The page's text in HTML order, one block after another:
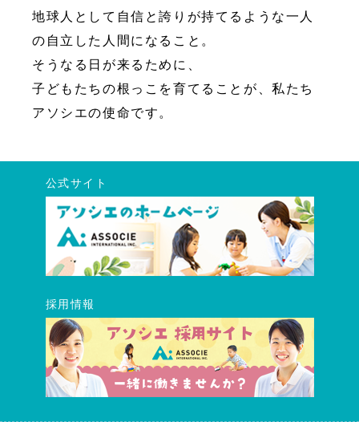
地球人として自信と誇りが持てるような一人
の自立した人間になること。
そうなる日が来るために、
子どもたちの根っこを育てることが、私たち
アソシエの使命です。
公式サイト
採用情報